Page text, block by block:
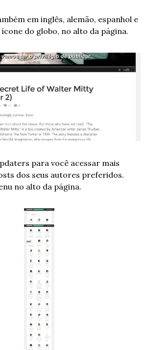
em inglês, alemão, espanhol e
ícone do globo, no alto da página.
para você acessar mais
dos seus autores preferidos.
no alto da página.